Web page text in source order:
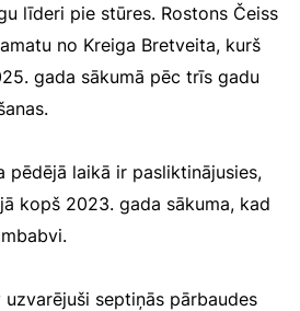
līderi pie stūres. Rostons Čeiss
no Kreiga Bretveita, kurš
gada sākumā pēc trīs gadu
pēdējā laikā ir pasliktinājusies,
kopš 2023. gada sākuma, kad
septiņās pārbaudes